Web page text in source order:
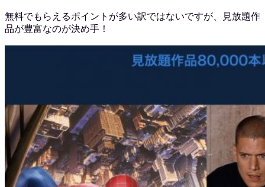
無料でもらえるポイントが多い訳ではないですが、見放題作
品が豊富なのが決め手！